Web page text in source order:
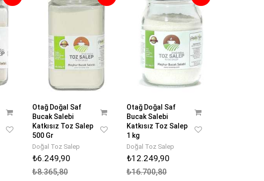
Otağ Doğal Saf
Bucak Salebi
Katkısız Toz Salep
500 Gr
Doğal Toz Salep
₺6.249,90
₺8.365,80
Otağ Doğal Saf
Bucak Salebi
Katkısız Toz Salep
1 kg
Doğal Toz Salep
₺12.249,90
₺16.700,80